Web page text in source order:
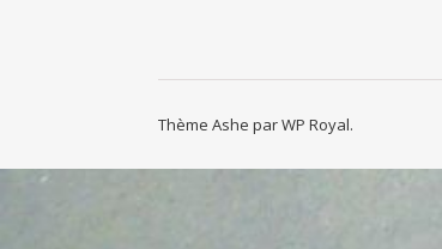
Thème Ashe parWP Royal.